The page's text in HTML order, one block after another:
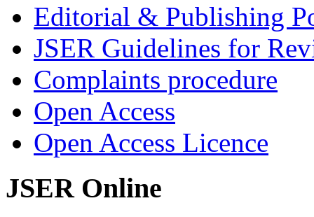
Editorial & Publishing
JSER Guidelines for
Complaints procedure
Open Access
Open Access Licence
JSER Online